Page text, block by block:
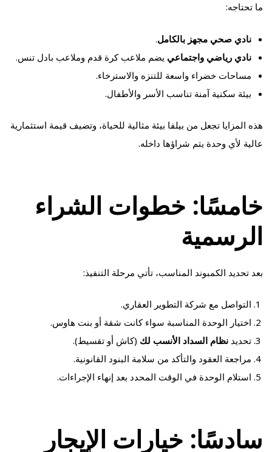
ما تحتاجه:
نادي صحي مجهز بالكامل.
نادي رياضي واجتماعي يضم ملاعب كرة قدم وملاعب بادل تنس.
مساحات خضراء واسعة للتنزه والاسترخاء.
بيئة سكنية آمنة تناسب الأسر والأطفال.
هذه المزايا تجعل من بيلفا بيئة مثالية للحياة، وتضيف قيمة استثمارية
عالية لأي وحدة يتم شراؤها داخله.
خامسًا: خطوات الشراء
الرسمية
بعد تحديد الكمبوند المناسب، تأتي مرحلة التنفيذ:
التواصل مع شركة التطوير العقاري.
اختيار الوحدة المناسبة سواء كانت شقة أو بنت هاوس.
تحديدنظام السداد الأنسب لك (كاش أو تقسيط).
مراجعة العقود والتأكد من سلامة البنود القانونية.
استلام الوحدة في الوقت المحدد بعد إنهاء الإجراءات.
سادسًا: خيارات الإيجار